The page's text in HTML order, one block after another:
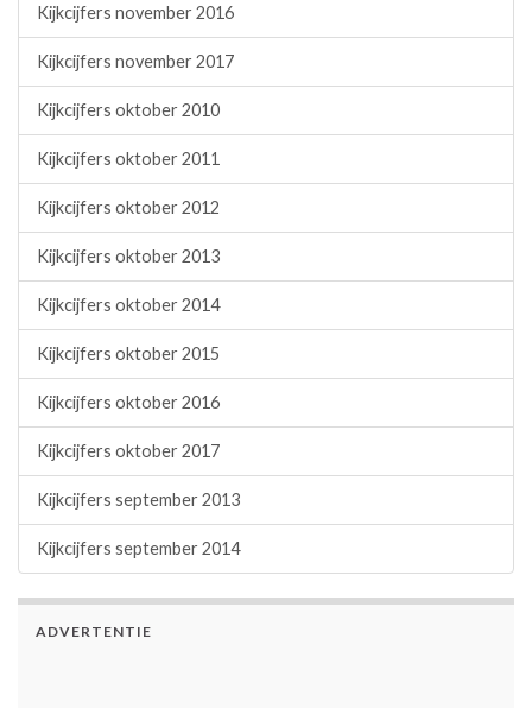
Kijkcijfers november 2016
Kijkcijfers november 2017
Kijkcijfers oktober 2010
Kijkcijfers oktober 2011
Kijkcijfers oktober 2012
Kijkcijfers oktober 2013
Kijkcijfers oktober 2014
Kijkcijfers oktober 2015
Kijkcijfers oktober 2016
Kijkcijfers oktober 2017
Kijkcijfers september 2013
Kijkcijfers september 2014
ADVERTENTIE